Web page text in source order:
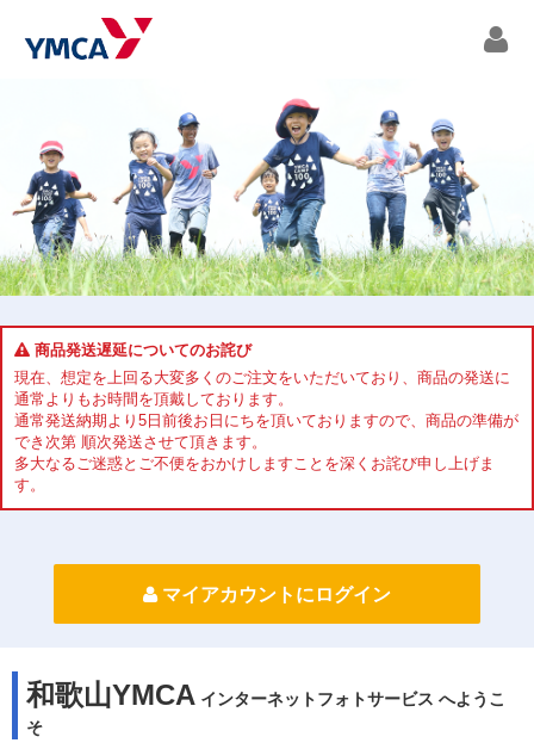
商品発送遅延についてのお詫び
現在、想定を上回る大変多くのご注文をいただいており、商品の発送に
通常よりもお時間を頂戴しております。
通常発送納期より5日前後お日にちを頂いておりますので、商品の準備が
でき次第 順次発送させて頂きます。
多大なるご迷惑とご不便をおかけしますことを深くお詫び申し上げま
す。
マイアカウントにログイン
和歌山YMCA インターネットフォトサービス へようこ
そ